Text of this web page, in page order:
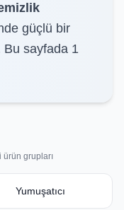
güçlü bir
Bu sayfada 1
grupları
Yumuşatıcı